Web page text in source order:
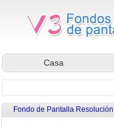
Casa
Fondo de Pantalla Resolución